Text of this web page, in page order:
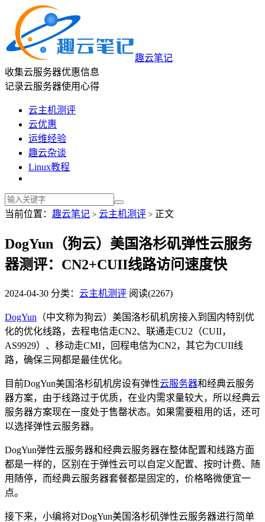
趣云笔记
收集云服务器优惠信息
记录云服务器使用心得
云主机测评
云优惠
运维经验
趣云杂谈
Linux教程
当前位置： 趣云笔记 > 云主机测评 > 正文
DogYun（狗云）美国洛杉矶弹性云服务
器测评：CN2+CUII线路访问速度快
2024-04-30 分类： 云主机测评 阅读(2267)
DogYun （中文称为狗云）美国洛杉矶机房接入到国内特别优
化的优化线路，去程电信走CN2、联通走CU2（CUII，
AS9929）、移动走CMI，回程电信为CN2，其它为CUII线
路，确保三网都是最佳优化。
目前DogYun美国洛杉矶机房设有弹性云服务器和经典云服务
器方案，由于线路过于优质，在业内需求量较大，所以经典云
服务器方案现在一度处于售罄状态。如果需要租用的话，还可
以选择弹性云服务器。
DogYun弹性云服务器和经典云服务器在整体配置和线路方面
都是一样的，区别在于弹性云可以自定义配置、按时计费、随
用随停，而经典云服务器套餐都是固定的，价格略微便宜一
点。
接下来，小编将对DogYun美国洛杉矶弹性云服务器进行简单